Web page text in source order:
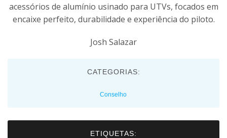
acessórios de alumínio usinado para UTVs, focados em
encaixe perfeito, durabilidade e experiência do piloto.
Josh Salazar
CATEGORIAS:
Conselho
ETIQUETAS: